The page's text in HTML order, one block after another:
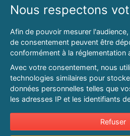
NOS RÉSEAUX SOCIAUX
Notre page Facebook
Notre page LinkedIn
Notre page Instagram
Notre page Twitter
© 2026 PAGESMAGHREB.COM. ALL
Nous respectons
Afin de pouvoir mesurer
de consentement peuvent être
conformément à la réglementation
Avec votre consentement, nous
technologies similaires pour
données personnelles telles que
les adresses IP et les identifiants
sur l'intérêt légitime à tout moment
».
Refuser